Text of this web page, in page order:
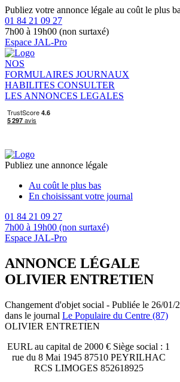
Publiez votre annonce légale au coût le plus
01 84 21 09 27
7h00 à 19h00 (non surtaxé)
Espace JAL-Pro
NOS
FORMULAIRES JOURNAUX
HABILITES CONSULTER
LES ANNONCES LEGALES
Publiez une annonce légale
Au coût le plus bas
En choisissant votre journal
01 84 21 09 27
7h00 à 19h00 (non surtaxé)
Espace JAL-Pro
ANNONCE LÉGALE
OLIVIER ENTRETIEN
Changement d'objet social - Publiée le 26/01/
dans le journal Le Populaire du Centre (87)
OLIVIER ENTRETIEN
EURL au capital de 2000 € Siège social : 1
rue du 8 Mai 1945 87510 PEYRILHAC
RCS LIMOGES 852618925